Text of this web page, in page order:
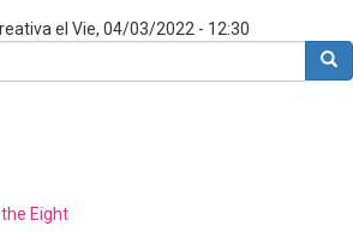
el Vie, 04/03/2022 - 12:30
Eight